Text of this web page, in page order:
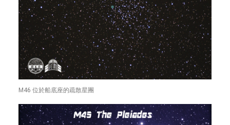
M46 位於船底座的疏散星團